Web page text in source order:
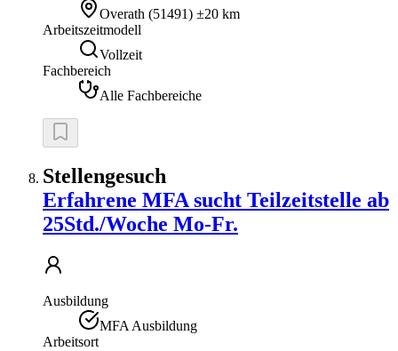
Overath (51491) ±20 km
Arbeitszeitmodell
Vollzeit
Fachbereich
Alle Fachbereiche
Stellengesuch
Erfahrene MFA sucht Teilzeitstelle ab
25Std./Woche Mo-Fr.
Ausbildung
MFA Ausbildung
Arbeitsort